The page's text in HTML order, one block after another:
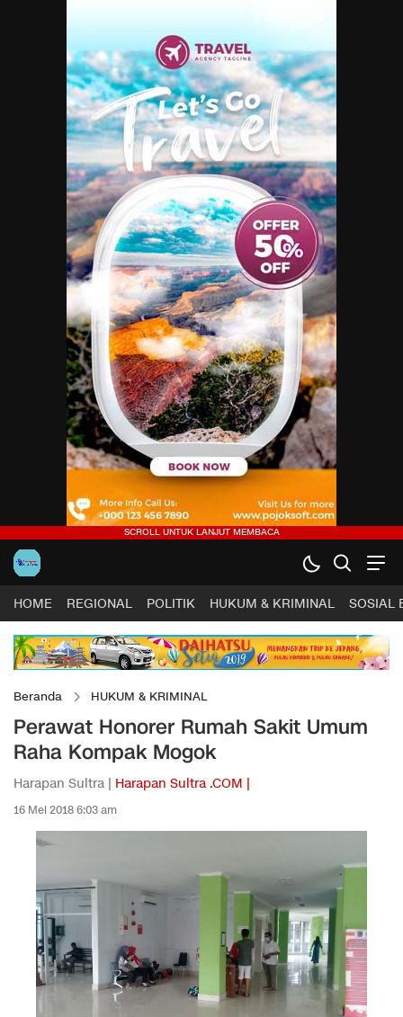
HOME REGIONAL POLITIK HUKUM & KRIMINAL SOSIAL
Beranda HUKUM & KRIMINAL
Perawat Honorer Rumah Sakit Umum
Raha Kompak Mogok
Harapan Sultra | Harapan Sultra .COM |
16 Mei 2018 6:03 am